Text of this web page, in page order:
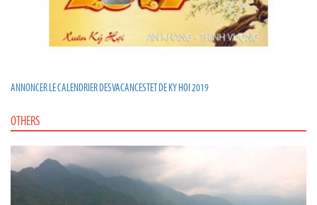
ANNONCER LE CALENDRIER DES VACANCES TET DE KY HOI 2019
OTHERS